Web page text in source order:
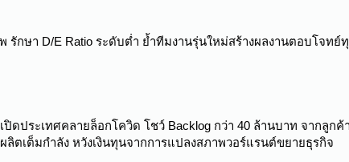
กษา D/E Ratio ระดับต่ำ ย้ำทีมงานรุ่นใหม่สร้างผลงานตอบโจทย์
ดประเทศคลายล็อกโควิด โชว์ Backlog กว่า 40 ล้านบาท จากลูกค้
ตเต็มกำลัง หวังเงินทุนจากการแปลงสภาพวอร์แรนต์ขยายธุรกิจ